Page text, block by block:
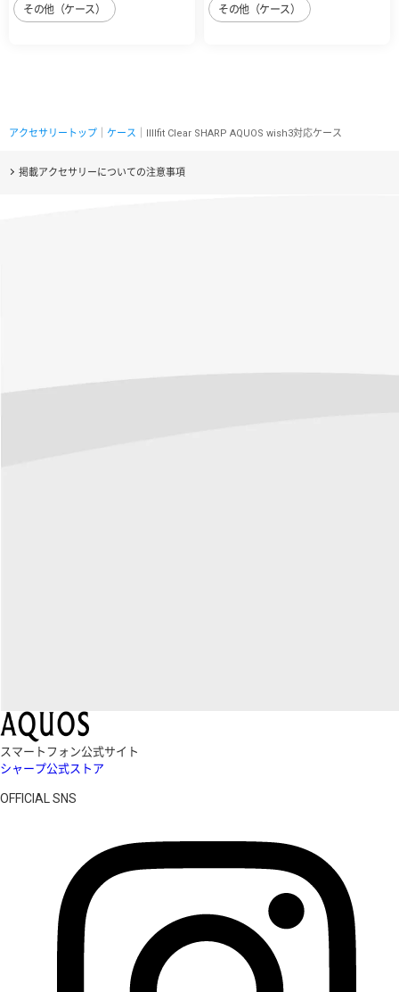
その他（ケース） その他（ケース）
アクセサリートップ ケース ｜IIIIfit Clear SHARP AQUOS wish3対応ケース
掲載アクセサリーについての注意事項
スマートフォン公式サイト
シャープ公式ストア
OFFICIAL SNS